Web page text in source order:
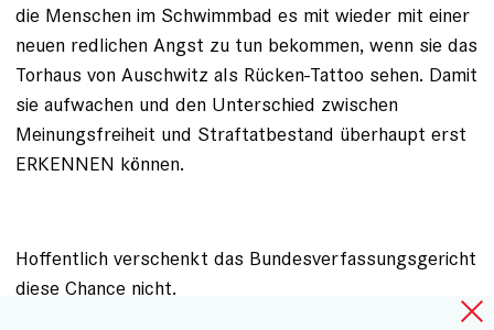
die Menschen im Schwimmbad es mit wieder mit einer
neuen redlichen Angst zu tun bekommen, wenn sie das
Torhaus von Auschwitz als Rücken-Tattoo sehen. Damit
sie aufwachen und den Unterschied zwischen
Meinungsfreiheit und Straftatbestand überhaupt erst
ERKENNEN können.
Hoffentlich verschenkt das Bundesverfassungsgericht
diese Chance nicht.